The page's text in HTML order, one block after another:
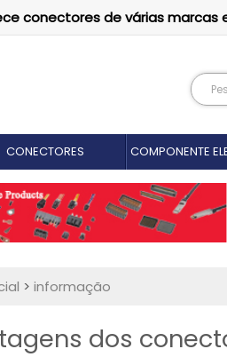
conectores de várias marcas
CONECTORES COMPONENTE
> informação
dos